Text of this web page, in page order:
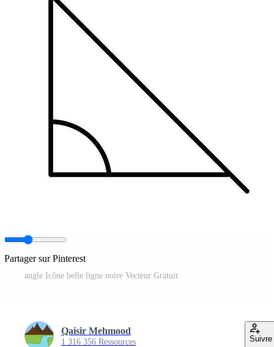
Partager sur Pinterest
angle Icône belle ligne noire Vecteur Gratuit
Qaisir Mehmood
1 316 356 Ressources Suivre